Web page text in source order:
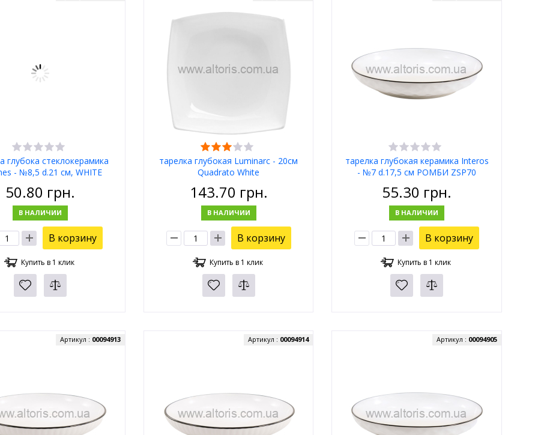
глубока стеклокерамика
- №8,5 d.21 см, WHITE
50.80 грн.
В НАЛИЧИИ
В корзину
Купить в 1 клик
тарелка глубокая Luminarc - 20см
Quadrato White
143.70 грн.
В НАЛИЧИИ
В корзину
Купить в 1 клик
тарелка глубокая керамика Interos
- №7 d.17,5 см РОМБИ ZSP70
55.30 грн.
В НАЛИЧИИ
В корзину
Купить в 1 клик
Артикул : 00094913 Артикул : 00094914 Артикул : 00094905